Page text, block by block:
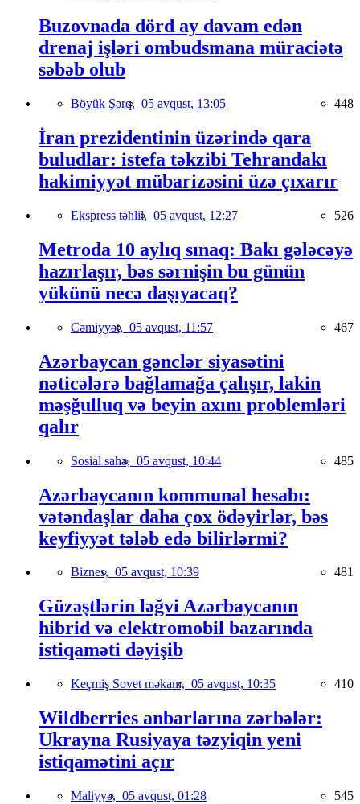
Buzovnada dörd ay davam edən
drenaj işləri ombudsmana müraciətə
səbəb olub
Böyük Şərq, 05 avqust, 13:05 448
İran prezidentinin üzərində qara
buludlar: istefa təkzibi Tehrandakı
hakimiyyət mübarizəsini üzə çıxarır
Ekspress təhlil, 05 avqust, 12:27 526
Metroda 10 aylıq sınaq: Bakı gələcəyə
hazırlaşır, bəs sərnişin bu günün
yükünü necə daşıyacaq?
Cəmiyyət, 05 avqust, 11:57 467
Azərbaycan gənclər siyasətini
nəticələrə bağlamağa çalışır, lakin
məşğulluq və beyin axını problemləri
qalır
Sosial sahə, 05 avqust, 10:44 485
Azərbaycanın kommunal hesabı:
vətəndaşlar daha çox ödəyirlər, bəs
keyfiyyət tələb edə bilirlərmi?
Biznes, 05 avqust, 10:39 481
Güzəştlərin ləğvi Azərbaycanın
hibrid və elektromobil bazarında
istiqaməti dəyişib
Keçmiş Sovet məkanı, 05 avqust, 10:35 410
Wildberries anbarlarına zərbələr:
Ukrayna Rusiyaya təzyiqin yeni
istiqamətini açır
Maliyyə, 05 avqust, 01:28 545